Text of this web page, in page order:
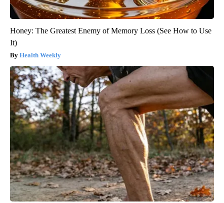
Honey: The Greatest Enemy of Memory Loss (See How to Use
It)
Health Weekly